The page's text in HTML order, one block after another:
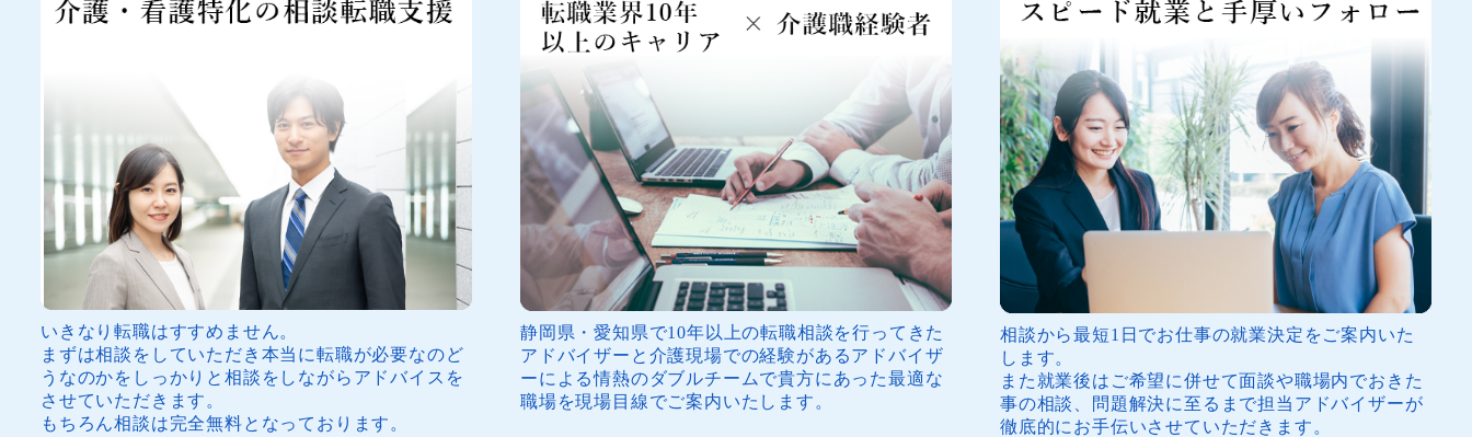
いきなり転職はすすめません。
まずは相談をしていただき本当に転職が必要なのど
うなのかをしっかりと相談をしながらアドバイスを
させていただきます。
もちろん相談は完全無料となっております。
静岡県・愛知県で10年以上の転職相談を行ってきた
アドバイザーと介護現場での経験があるアドバイザ
ーによる情熱のダブルチームで貴方にあった最適な
職場を現場目線でご案内いたします。
相談から最短1日でお仕事の就業決定をご案内いた
します。
また就業後はご希望に併せて面談や職場内でおきた
事の相談、問題解決に至るまで担当アドバイザーが
徹底的にお手伝いさせていただきます。